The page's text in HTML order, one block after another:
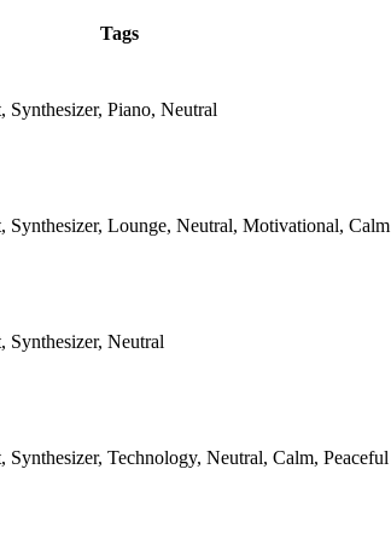
Tags
Piano, Neutral
Synthesizer, Lounge, Neutral, Motivational, Calm
Neutral
Technology, Neutral, Calm, Peaceful